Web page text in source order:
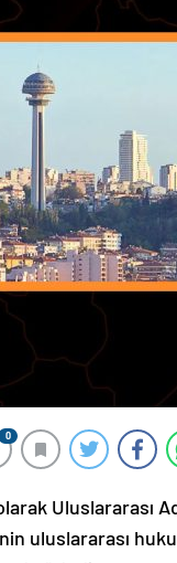
0
Uluslararası
uluslararası